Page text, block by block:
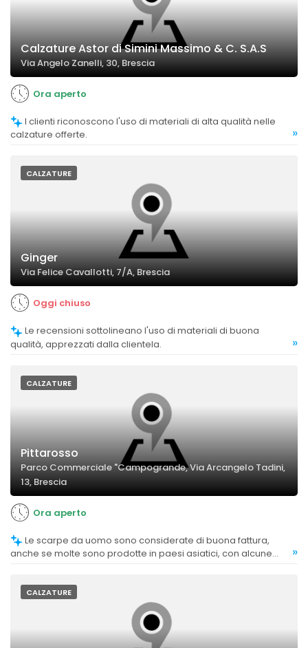
Calzature Astor di Simini Massimo & C. S.A.S
Via Angelo Zanelli, 30, Brescia
Ora aperto
calzature offerte.
»
CALZATURE
Ginger
Via Felice Cavallotti, 7/A, Brescia
Oggi chiuso
qualità, apprezzati dalla clientela.
»
CALZATURE
Pittarosso
Parco Commerciale "Campogrande, Via Arcangelo Tadini,
13, Brescia
Ora aperto
anche se molte sono prodotte in paesi asiatici, con alcune
»
CALZATURE